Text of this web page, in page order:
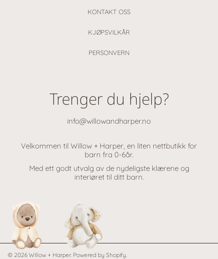
KONTAKT OSS
KJØPSVILKÅR
PERSONVERN
Trenger du hjelp?
info@willowandharper.no
Velkommen til Willow + Harper, en liten nettbutikk for
barn fra 0-6år.
Med ett godt utvalg av de nydeligste klærene og
interiøret til ditt barn.
© 2026 Willow + Harper. Powered by Shopify